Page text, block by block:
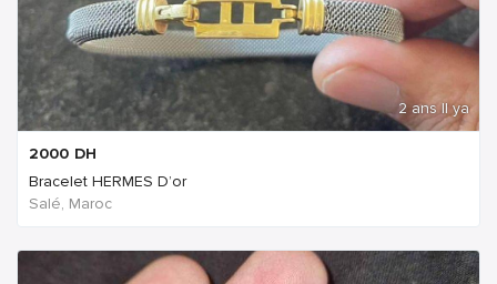
2 ans Il ya
2000 DH
Bracelet HERMES D’or
Salé, Maroc